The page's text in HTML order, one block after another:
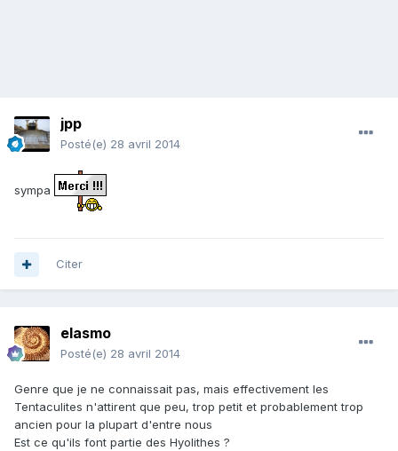
jpp
Posté(e) 28 avril 2014
sympa
Citer
elasmo
Posté(e) 28 avril 2014
Genre que je ne connaissait pas, mais effectivement les
Tentaculites n'attirent que peu, trop petit et probablement trop
ancien pour la plupart d'entre nous
Est ce qu'ils font partie des Hyolithes ?